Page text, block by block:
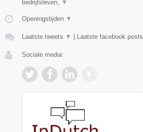
bedrijfsleven,
▼
Openingstijden ▼
Laatste tweets ▼ | Laatste facebook posts
Sociale media: